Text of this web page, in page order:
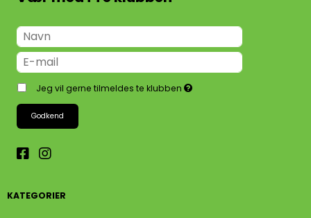
Jeg vil gerne tilmeldes te klubben
Godkend
KATEGORIER